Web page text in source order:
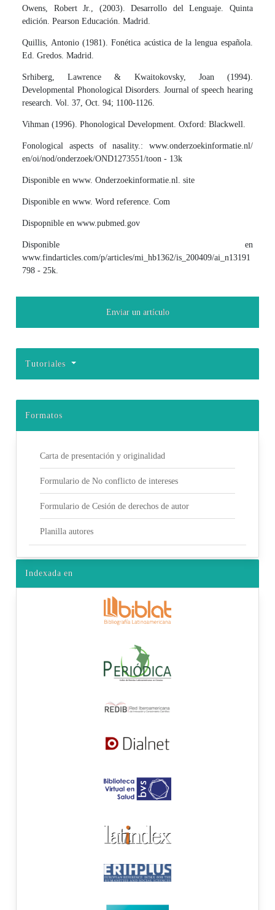
Owens, Robert Jr., (2003). Desarrollo del Lenguaje. Quinta
edición. Pearson Educación. Madrid.
Quillis, Antonio (1981). Fonética acústica de la lengua española.
Ed. Gredos. Madrid.
Srhiberg, Lawrence & Kwaitokovsky, Joan (1994).
Developmental Phonological Disorders. Journal of speech hearing
research. Vol. 37, Oct. 94; 1100-1126.
Vihman (1996). Phonological Development. Oxford: Blackwell.
Fonological aspects of nasality.: www.onderzoekinformatie.nl/
en/oi/nod/onderzoek/OND1273551/toon - 13k
Disponible en www. Onderzoekinformatie.nl. site
Disponible en www. Word reference. Com
Dispopnible en www.pubmed.gov
Disponible en
www.findarticles.com/p/articles/mi_hb1362/is_200409/ai_n13191
798 - 25k.
Enviar un artículo
Tutoriales
Formatos
Carta de presentación y originalidad
Formulario de No conflicto de intereses
Formulario de Cesión de derechos de autor
Planilla autores
Indexada en